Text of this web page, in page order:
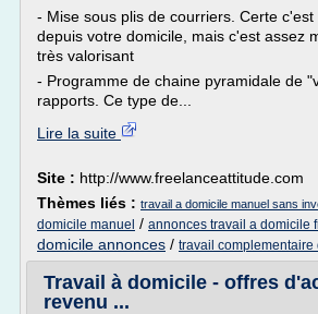
- Mise sous plis de courriers. Certe
depuis votre domicile, mais c'est assez
très valorisant
- Programme de chaine pyramidale de
rapports. Ce type de...
Lire la suite
Site : http://www.freelanceattitude.com
Thèmes liés : travail a domicile manuel sans
domicile manuel / annonces travail a domicile
domicile annonces / travail complementaire
Travail à domicile - offres
revenu ...